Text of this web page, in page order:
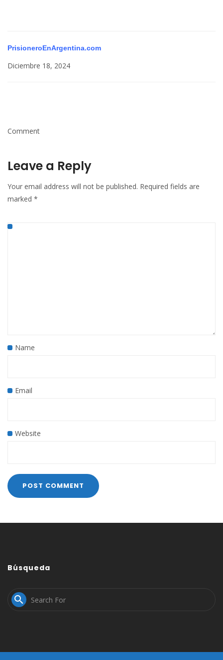
PrisioneroEnArgentina.com
Diciembre 18, 2024
Comment
Leave a Reply
Your email address will not be published. Required fields are
marked *
Name
Email
Website
Búsqueda
